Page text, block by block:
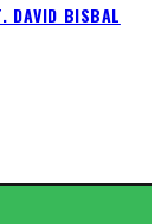
DAVID BISBAL